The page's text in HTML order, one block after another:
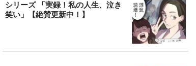
シリーズ 「実録！私の人生、泣き
笑い」【絶賛更新中！】